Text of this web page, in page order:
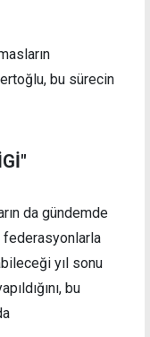
bu sürecin
da gündemde
federasyonlarla
yıl sonu
bu